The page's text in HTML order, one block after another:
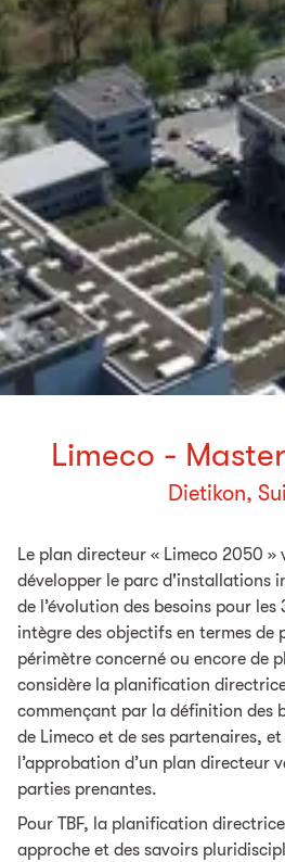
Limeco -
Dietikon,
Le plan directeur « Limeco 2050 »
développer le parc d'installations
de l’évolution des besoins pour les
intègre des objectifs en termes de
périmètre concerné ou encore de
considère la planification
commençant par la définition des
de Limeco et de ses partenaires,
l’approbation d’un plan directeur
parties prenantes.
Pour TBF, la planification
approche et des savoirs